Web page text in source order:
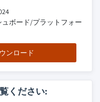
ュボード/プラットフォー
ンロード
ください: